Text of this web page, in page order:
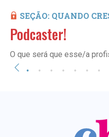
SEÇÃO: QUANDO
Podcaster!
O que será que esse/a